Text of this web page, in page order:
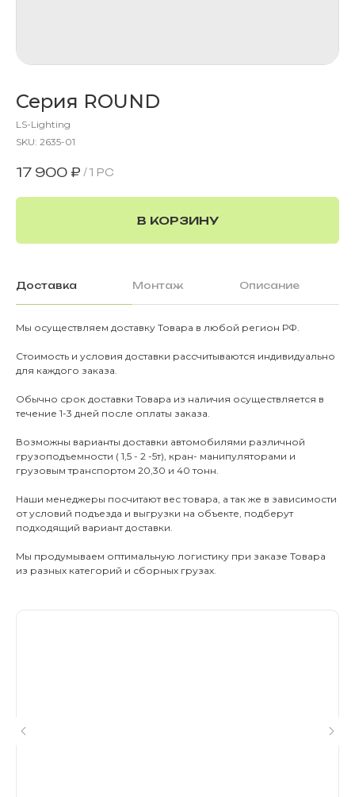
Серия ROUND
LS-Lighting
SKU: 2635-01
17 900 ₽ /1 PC
В КОРЗИНУ
Доставка Монтаж Описание
Мы осуществляем доставку Товара в любой регион РФ.
Стоимость и условия доставки рассчитываются индивидуально
для каждого заказа.
Обычно срок доставки Товара из наличия осуществляется в
течение 1-3 дней после оплаты заказа.
Возможны варианты доставки автомобилями различной
грузоподъемности ( 1,5 - 2 -5т), кран- манипуляторами и
грузовым транспортом 20,30 и 40 тонн.
Наши менеджеры посчитают вес товара, а так же в зависимости
от условий подъезда и выгрузки на объекте, подберут
подходящий вариант доставки.
Мы продумываем оптимальную логистику при заказе Товара
из разных категорий и сборных грузах.
ПОМОЩЬ
О КОМПАНИИ
О нас
Навесы,